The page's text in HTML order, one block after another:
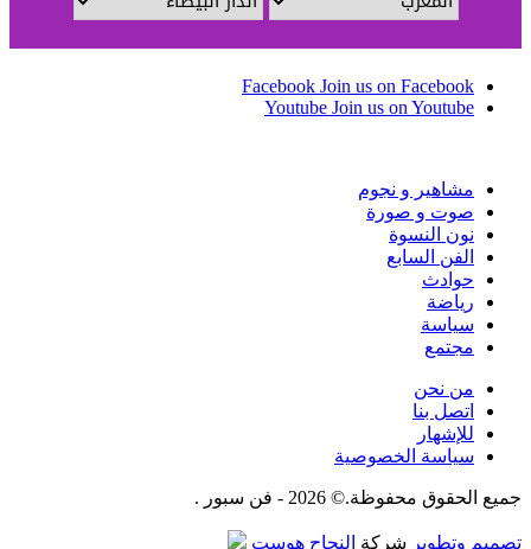
Facebook Join us on Facebook
Youtube Join us on Youtube
مشاهير و نجوم
صوت و صورة
نون النسوة
الفن السابع
حوادث
رياضة
سياسة
مجتمع
من نحن
اتصل بنا
للإشهار
سياسة الخصوصية
جميع الحقوق محفوظة.© 2026 - فن سبور .
تصميم وتطوير شركة النجاح هوست